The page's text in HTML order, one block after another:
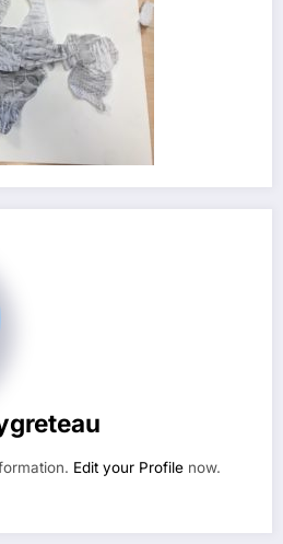
Edit your Profile now.